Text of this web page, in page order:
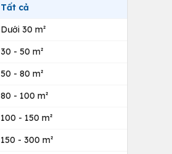
Tất cả
Dưới 30 m²
30 - 50 m²
50 - 80 m²
80 - 100 m²
100 - 150 m²
150 - 300 m²